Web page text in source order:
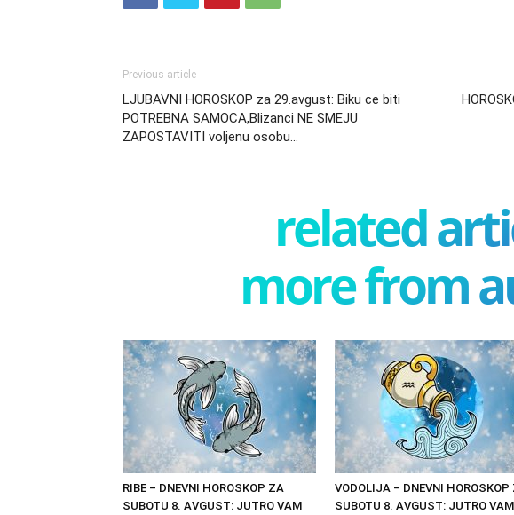
Previous article
LJUBAVNI HOROSKOP za 29.avgust: Biku ce biti
POTREBNA SAMOCA,Blizanci NE SMEJU
ZAPOSTAVITI voljenu osobu…
related
more from
RIBE – DNEVNI HOROSKOP ZA
SUBOTU 8. AVGUST: JUTRO VAM
VODOLIJA – DNEVNI HOROSKOP
SUBOTU 8. AVGUST: JUTRO VAM